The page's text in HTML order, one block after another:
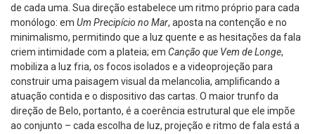
de cada uma. Sua direção estabelece um ritmo próprio para cada
monólogo: em Um Precipício no Mar, aposta na contenção e no
minimalismo, permitindo que a luz quente e as hesitações da fala
criem intimidade com a plateia; em Canção que Vem de Longe,
mobiliza a luz fria, os focos isolados e a videoprojeção para
construir uma paisagem visual da melancolia, amplificando a
atuação contida e o dispositivo das cartas. O maior trunfo da
direção de Belo, portanto, é a coerência estrutural que ele impõe
ao conjunto – cada escolha de luz, projeção e ritmo de fala está a